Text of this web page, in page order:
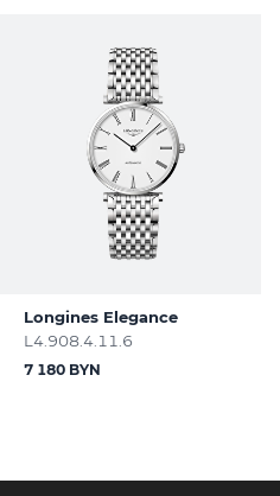
Longines Elegance
L4.908.4.11.6
7 180 BYN